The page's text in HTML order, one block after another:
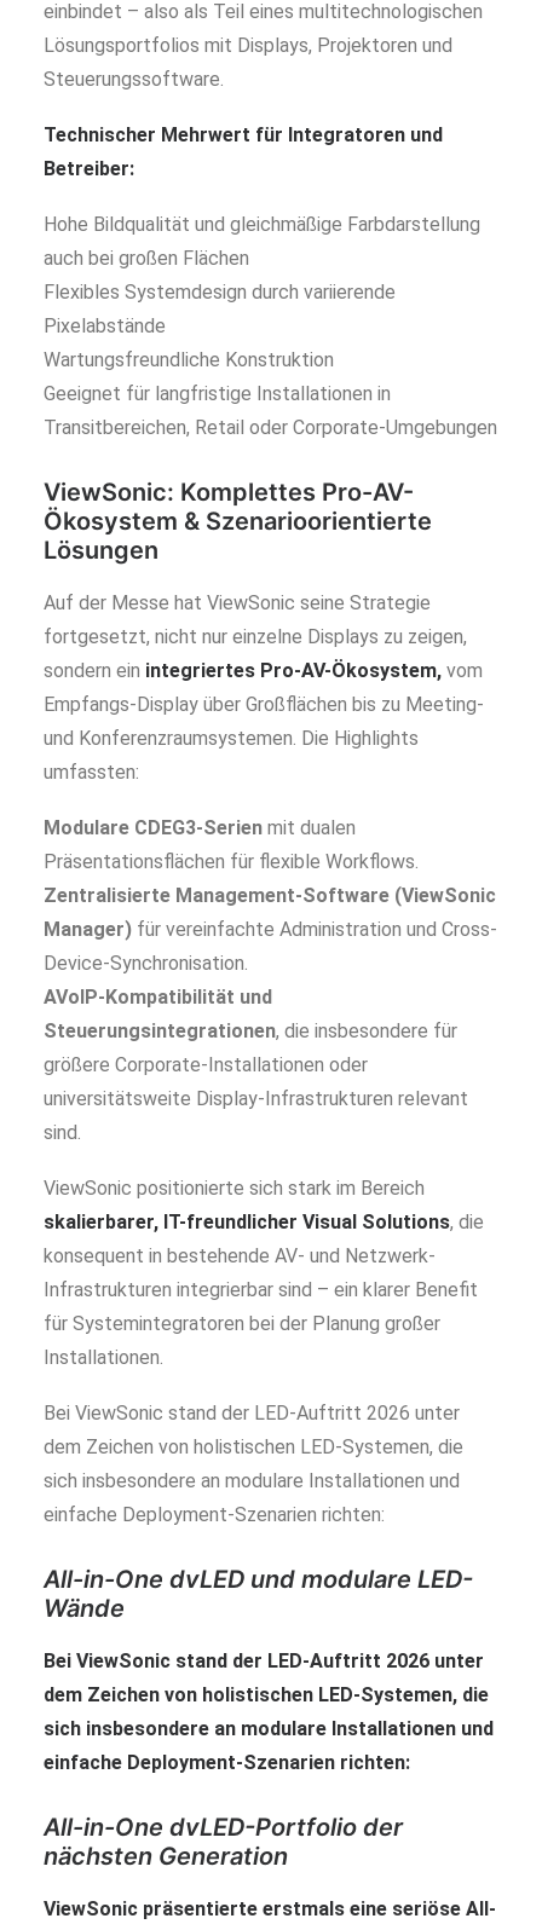
einbindet – also als Teil eines multitechnologischen
Lösungsportfolios mit Displays, Projektoren und
Steuerungssoftware.
Technischer Mehrwert für Integratoren und
Betreiber:
Hohe Bildqualität und gleichmäßige Farbdarstellung
auch bei großen Flächen
Flexibles Systemdesign durch variierende
Pixelabstände
Wartungsfreundliche Konstruktion
Geeignet für langfristige Installationen in
Transitbereichen, Retail oder Corporate-Umgebungen
ViewSonic: Komplettes Pro-AV-
Ökosystem & Szenarioorientierte
Lösungen
Auf der Messe hat ViewSonic seine Strategie
fortgesetzt, nicht nur einzelne Displays zu zeigen,
sondern ein integriertes Pro-AV-Ökosystem, vom
Empfangs-Display über Großflächen bis zu Meeting-
und Konferenzraumsystemen. Die Highlights
umfassten:
Modulare CDEG3-Serien mit dualen
Präsentationsflächen für flexible Workflows.
Zentralisierte Management-Software (ViewSonic
Manager) für vereinfachte Administration und Cross-
Device-Synchronisation.
AVoIP-Kompatibilität und
Steuerungsintegrationen, die insbesondere für
größere Corporate-Installationen oder
universitätsweite Display-Infrastrukturen relevant
sind.
ViewSonic positionierte sich stark im Bereich
skalierbarer, IT-freundlicher Visual Solutions, die
konsequent in bestehende AV- und Netzwerk-
Infrastrukturen integrierbar sind – ein klarer Benefit
für Systemintegratoren bei der Planung großer
Installationen.
Bei ViewSonic stand der LED-Auftritt 2026 unter
dem Zeichen von holistischen LED-Systemen, die
sich insbesondere an modulare Installationen und
einfache Deployment-Szenarien richten:
All-in-One dvLED und modulare LED-
Wände
Bei ViewSonic stand der LED-Auftritt 2026 unter
dem Zeichen von holistischen LED-Systemen, die
sich insbesondere an modulare Installationen und
einfache Deployment-Szenarien richten:
All-in-One dvLED-Portfolio der
nächsten Generation
ViewSonic präsentierte erstmals eine seriöse All-